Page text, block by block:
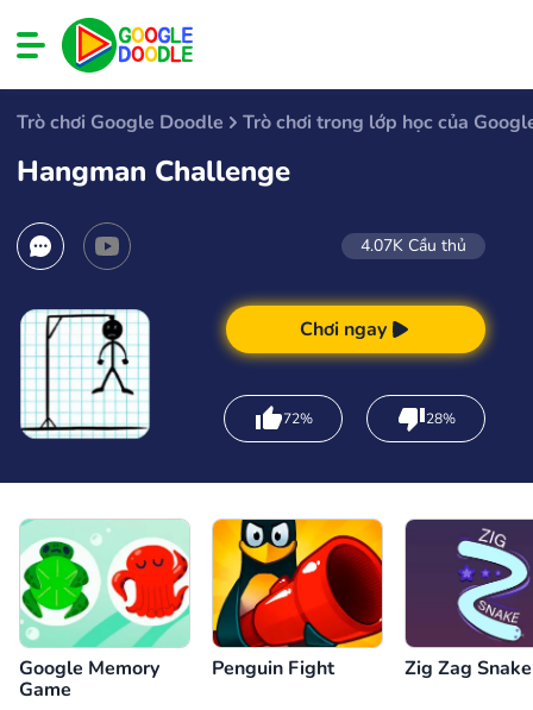
Trò chơi Google Doodle Trò chơi trong lớp học của
Hangman Challenge
4.07K Cầu thủ
Chơi ngay
72% 28%
Google Memory
Game
Penguin Fight Zig Zag Snake